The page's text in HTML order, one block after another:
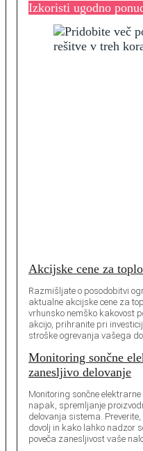
Izkoristi ugodno
Akcijske cene za
Razmišljate o posodobitvi
aktualne akcijske cene za
vrhunsko nemško kakovost
akcijo, prihranite pri
stroške ogrevanja vašega
Monitoring sončne
zanesljivo delovanje
Monitoring sončne
napak, spremljanje
delovanja sistema.
dovolj in kako lahko nadzor
poveča zanesljivost vaše